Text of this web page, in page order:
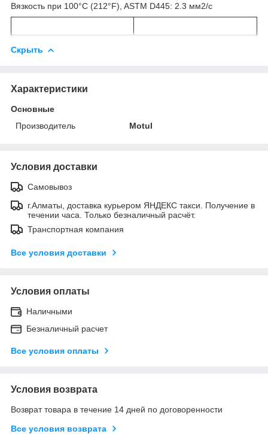
Вязкость при 100°C (212°F), ASTM D445: 2.3 мм2/с
Скрыть
Характеристики
Основные
Производитель
Motul
Условия доставки
Самовывоз
г.Алматы, доставка курьером ЯНДЕКС такси. Получение в
течении часа. Только безналичный расчёт.
Транспортная компания
Все условия доставки
Условия оплаты
Наличными
Безналичный расчет
Все условия оплаты
Условия возврата
Возврат товара в течение 14 дней по договоренности
Все условия возврата